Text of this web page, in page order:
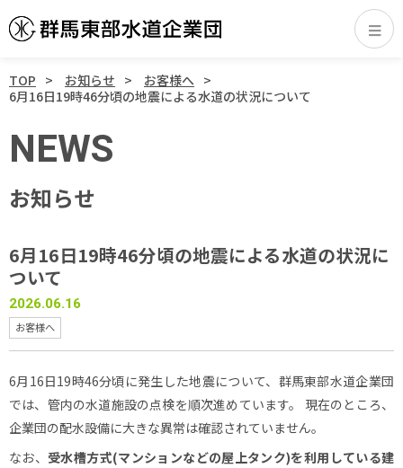
TOP お知らせ
お客様へ
6月16日19時46分頃の地震による水道の状況について
NEWS
お知らせ
6月16日19時46分頃の地震による水道の状況に
ついて
2026.06.16
お客様へ
6月16日19時46分頃に発生した地震について、群馬東部水道企業団
では、管内の水道施設の点検を順次進めています。 現在のところ、
企業団の配水設備に大きな異常は確認されていません。
なお、 受水槽方式(マンションなどの屋上タンク)を利用している建